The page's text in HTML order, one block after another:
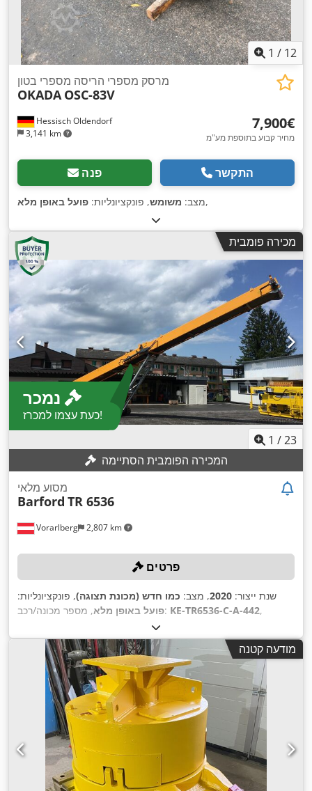
1 / 12
Hessisch Oldendorf
3,141 km
מרסק מספרי הריסה מספרי בטון
OKADA OSC-83V
‏7,900 ‏€
מחיר קבוע בתוספת מע"מ
פנה התקשר
מצב: משומש, פונקציונליות: פועל באופן מלא ,
מכירה פומבית
כעת עצמו למכרז!
1 /23
המכירה הפומבית הסתיימה
Vorarlberg 2,807 km
מסוע מלאי
Barford TR 6536
פרטים
שנת ייצור: 2020, מצב: כמו חדש (מכונת תצוגה), פונקציונליות:
פועל באופן מלא, מספר מכונה/רכב: KE-TR6536-C-A-442,
מודעה קטנה